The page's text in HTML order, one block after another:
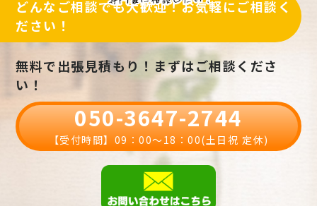
どんなご相談でも大歓迎！お気軽にご相談く
ださい！
無料で出張見積もり！まずはご相談くださ
い！
050-3647-2744
【受付時間】09：00〜18：00(土日祝 定休)